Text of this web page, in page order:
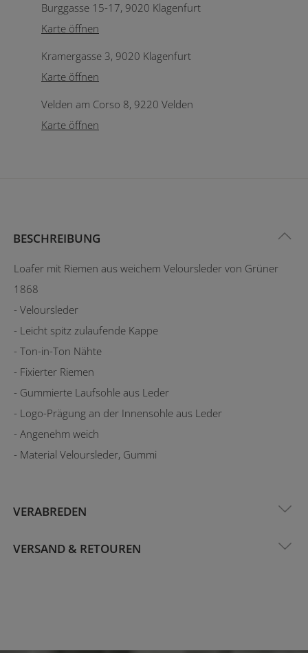
Burggasse 15-17, 9020 Klagenfurt
Karte öffnen
Kramergasse 3, 9020 Klagenfurt
Karte öffnen
Velden am Corso 8, 9220 Velden
Karte öffnen
BESCHREIBUNG
Loafer mit Riemen aus weichem Veloursleder von Grüner
1868
- Veloursleder
- Leicht spitz zulaufende Kappe
- Ton-in-Ton Nähte
- Fixierter Riemen
- Gummierte Laufsohle aus Leder
- Logo-Prägung an der Innensohle aus Leder
- Angenehm weich
- Material Veloursleder, Gummi
VERABREDEN
VERSAND & RETOUREN